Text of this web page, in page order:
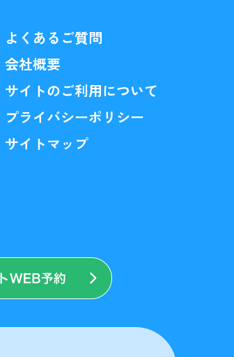
よくあるご質問
会社概要
サイトのご利用について
プライバシーポリシー
サイトマップ